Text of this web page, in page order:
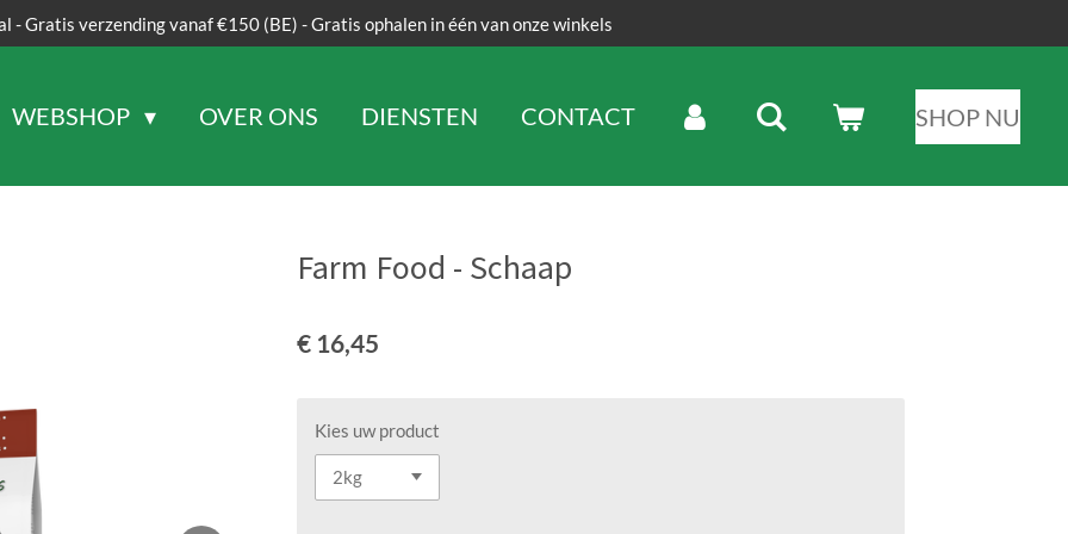
- Gratis verzending vanaf €150 (BE) - Gratis ophalen in één van onze winkels
WEBSHOP OVER ONS DIENSTEN CONTACT SHOP NU
Farm Food - Schaap
€ 16,45
Kies uw product